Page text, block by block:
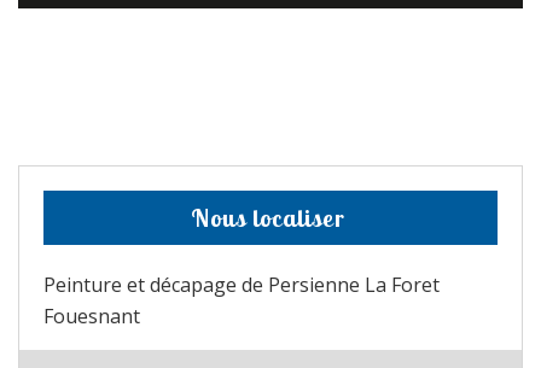
Nous localiser
Peinture et décapage de Persienne La Foret
Fouesnant